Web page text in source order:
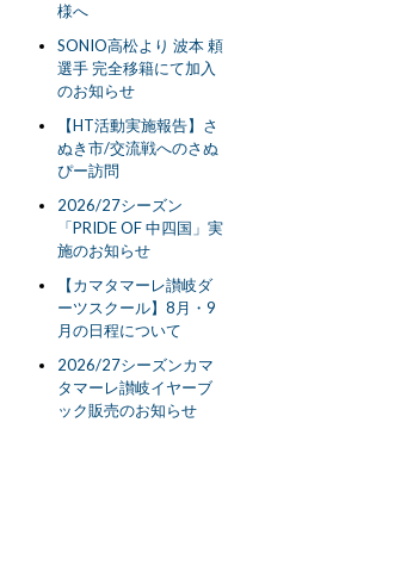
様へ
SONIO高松より 波本 頼
選手 完全移籍にて加入
のお知らせ
【HT活動実施報告】さ
ぬき市/交流戦へのさぬ
ぴー訪問
2026/27シーズン
「PRIDE OF 中四国」実
施のお知らせ
【カマタマーレ讃岐ダ
ーツスクール】8月・9
月の日程について
2026/27シーズンカマ
タマーレ讃岐イヤーブ
ック販売のお知らせ